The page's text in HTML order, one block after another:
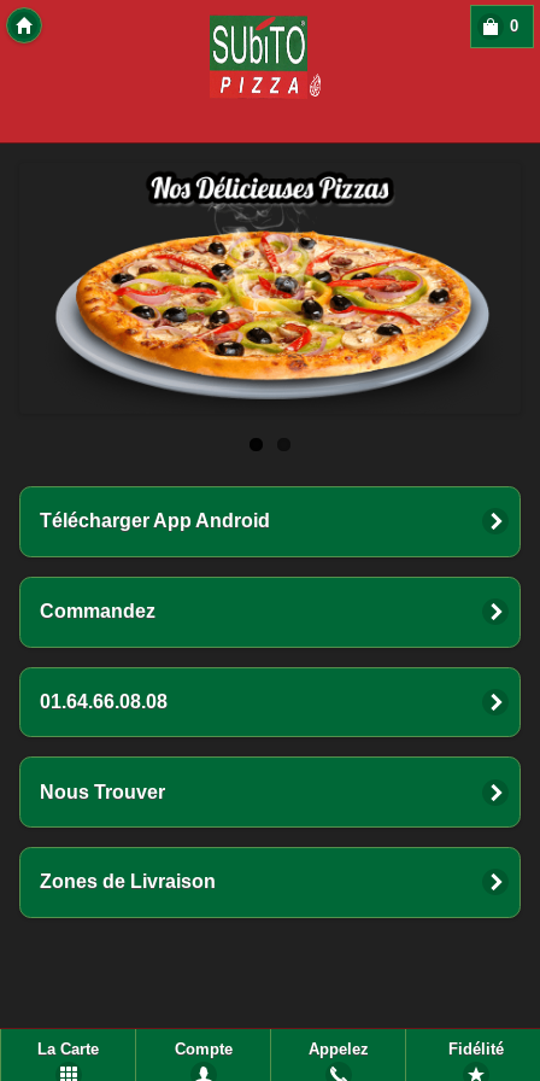
0
Télécharger App Android
Commandez
01.64.66.08.08
Nous Trouver
Zones de Livraison
La Carte Compte Appelez Fidélité
Copyright 2016 Des-Click Com